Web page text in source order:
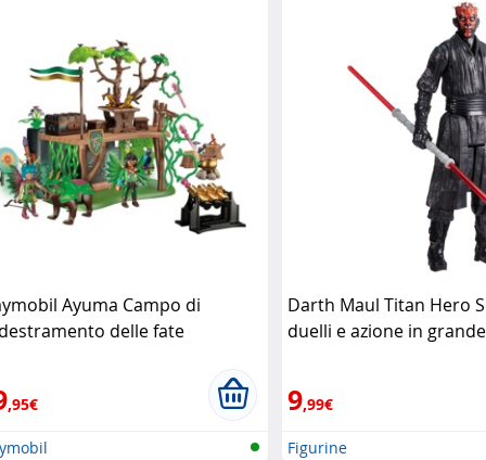
Ayuma Campo di
delle fate
,95€
Darth Maul Titan Hero
duelli e azione in
9,99€
Figurine